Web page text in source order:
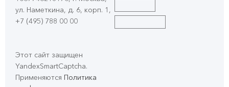
ул. Наметкина, д. 6, корп. 1 ,
+7 (495) 788 00 00
Этот сайт защищен
YandexSmartCaptcha.
Применяются Политика